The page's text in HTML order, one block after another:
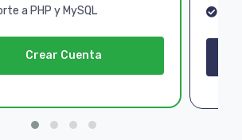
a PHP y MySQL
Crear Cuenta